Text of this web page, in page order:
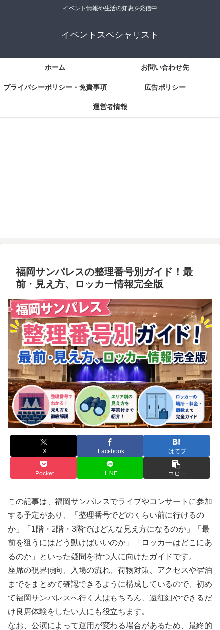
イベント情報や生活の知恵を発信中
イベントスペシャリスト
ホーム お問い合わせ先
プライバシーポリシー・免責事項 広告ポリシー
運営者情報
福岡サンパレスの整理番号別ガイド！最
前・見え方、ロッカー情報完全版
X Facebook はてブ
Pocket LINE コピー
この記事は、福岡サンパレスでライブやコンサートに参加
する予定があり、「整理番号でどのくらい前に行けるの
か」「1階・2階・3階ではどんな見え方になるのか」「最
前を狙うにはどう動けばいいのか」「ロッカーはどこにあ
るのか」といった疑問を持つ人に向けたガイドです。
座席の視界傾向、入場の流れ、荷物対策、アクセスや宿泊
までをまとめて確認できるように構成しているので、初め
て福岡サンパレスへ行く人はもちろん、遠征組やできるだ
け良席体験をしたい人にも役立ちます。
なお、公演によって運用が変わる場合があるため、最終的